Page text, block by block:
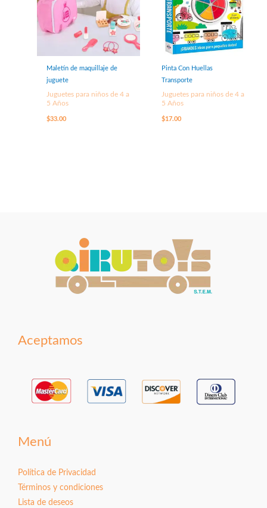
Maletín de maquillaje de
juguete
Juguetes para niños de 4 a
5 Años
$33.00
Pinta Con Huellas
Transporte
Juguetes para niños de 4 a
5 Años
$17.00
Aceptamos
Menú
Política de Privacidad
Términos y condiciones
Lista de deseos